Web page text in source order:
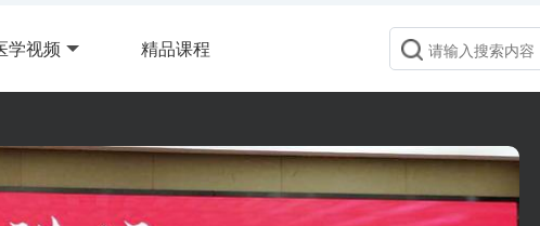
学视频 精品课程